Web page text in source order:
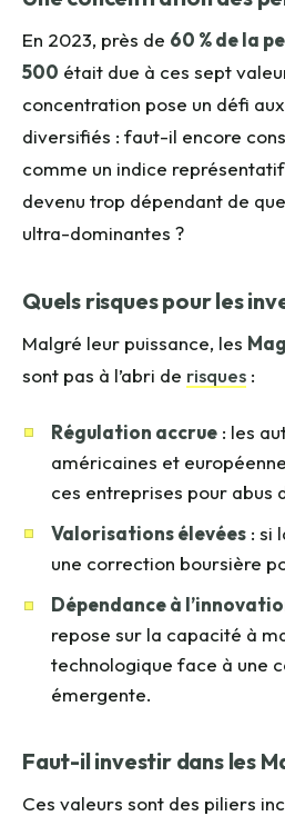
En 2023, près de 60 % de la
500 était due à ces sept
concentration pose un défi
diversifiés : faut-il encore
comme un indice
devenu trop dépendant de
ultra-dominantes ?
Quels risques pour les
Malgré leur puissance, les
sont pas à l’abri de risques :
Régulation accrue : les
américaines et
ces entreprises pour abus
Valorisations élevées : si
une correction boursière
Dépendance à
repose sur la capacité à
technologique face à une
émergente.
Faut-il investir dans les
Ces valeurs sont des piliers